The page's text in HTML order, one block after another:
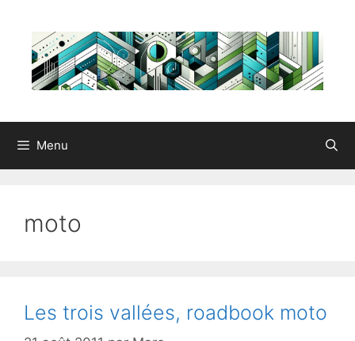
contenu
Menu
moto
Les trois vallées, roadbook moto